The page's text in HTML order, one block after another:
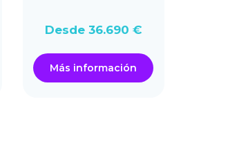
Desde 36.690 €
Más información